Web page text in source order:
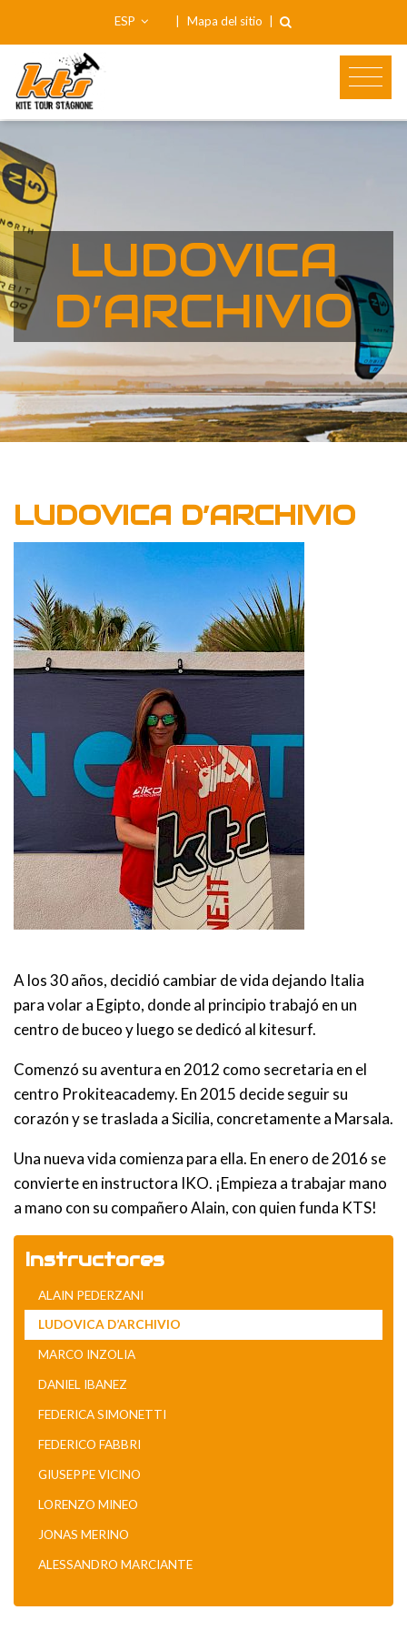
ESP Mapa del sitio
LUDOVICA
D’ARCHIVIO
LUDOVICA D’ARCHIVIO
A los 30 años, decidió cambiar de vida dejando Italia
para volar a Egipto, donde al principio trabajó en un
centro de buceo y luego se dedicó al kitesurf.
Comenzó su aventura en 2012 como secretaria en el
centro Prokiteacademy. En 2015 decide seguir su
corazón y se traslada a Sicilia, concretamente a Marsala.
Una nueva vida comienza para ella. En enero de 2016 se
convierte en instructora IKO. ¡Empieza a trabajar mano
a mano con su compañero Alain, con quien funda KTS!
Instructores
ALAIN PEDERZANI
LUDOVICA D’ARCHIVIO
MARCO INZOLIA
DANIEL IBANEZ
FEDERICA SIMONETTI
FEDERICO FABBRI
GIUSEPPE VICINO
LORENZO MINEO
JONAS MERINO
ALESSANDRO MARCIANTE